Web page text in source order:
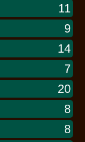
11
9
14
7
20
8
8